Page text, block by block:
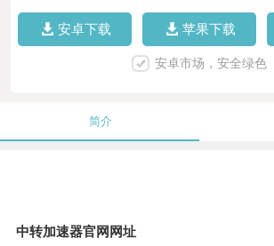
安卓下载 苹果下载
安卓市场，安全绿色
简介
中转加速器官网网址